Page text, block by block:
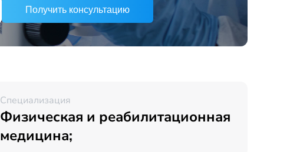
Получить консультацию
Специализация
Физическая и реабилитационная
медицина;